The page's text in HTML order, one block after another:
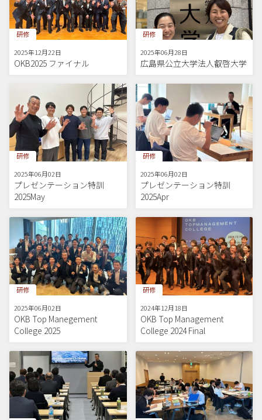
研修
2025年12月22日
OKB2025 ファイナル
研修
2025年06月28日
広島県公立大学法人叡啓大学
研修
2025年06月02日
プレゼンテーション特訓
2025May
研修
2025年06月02日
プレゼンテーション特訓
2025Apr
研修
2025年06月02日
OKB Top Manegement
College 2025
研修
2024年12月18日
OKB Top Management
College 2024 Final